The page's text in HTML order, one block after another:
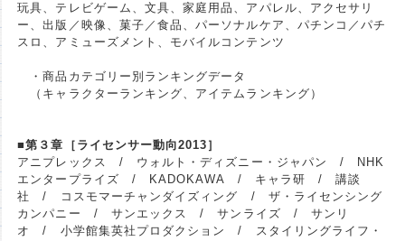
玩具、テレビゲーム、文具、家庭用品、アパレル、アクセサリ
ー、出版／映像、菓子／食品、パーソナルケア、パチンコ／パチ
スロ、アミューズメント、モバイルコンテンツ
・商品カテゴリー別ランキングデータ
（キャラクターランキング、アイテムランキング）
■第３章［ライセンサー動向2013］
アニプレックス / ウォルト・ディズニー・ジャパン / NHK
エンタープライズ / KADOKAWA / キャラ研 / 講談
社 / コスモマーチャンダイズィング / ザ・ライセンシング
カンパニー / サンエックス / サンライズ / サンリ
オ / 小学館集英社プロダクション / スタイリングライフ・